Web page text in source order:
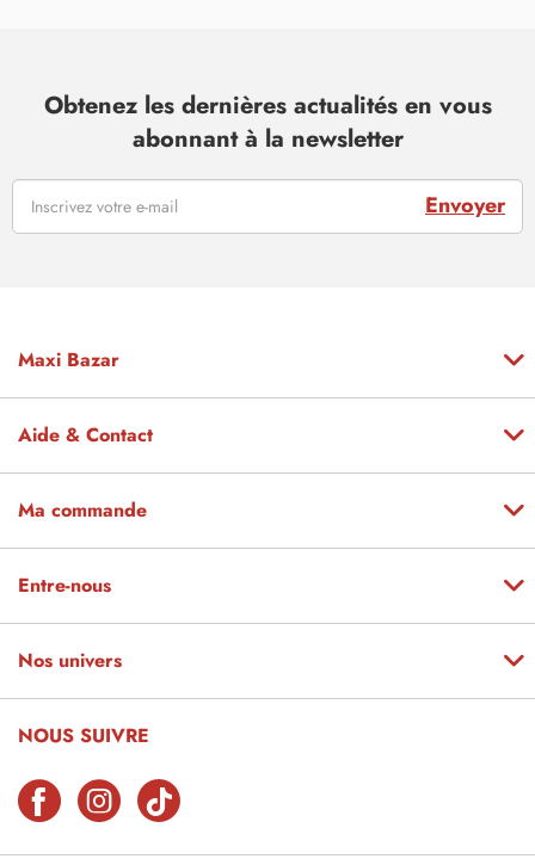
Obtenez les dernières actualités en vous
abonnant à la newsletter
Envoyer
Maxi Bazar
Aide & Contact
Ma commande
Entre-nous
Nos univers
NOUS SUIVRE